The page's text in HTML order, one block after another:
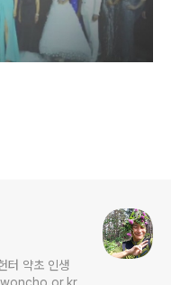
터 약초 인생